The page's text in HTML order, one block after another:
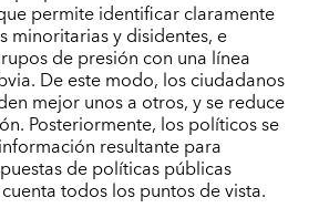
permite identificar claramente
minoritarias y disidentes, e
de presión con una línea
De este modo, los ciudadanos
mejor unos a otros, y se reduce
Posteriormente, los políticos se
resultante para
de políticas públicas
todos los puntos de vista.